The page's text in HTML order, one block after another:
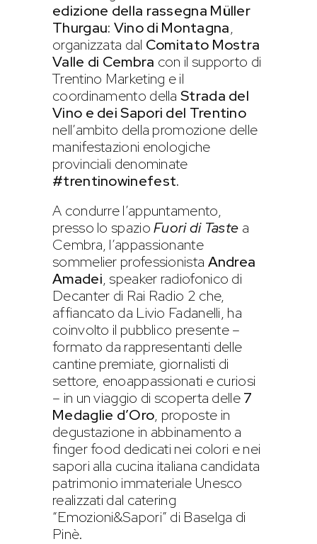
edizione della rassegna Müller
Thurgau: Vino di Montagna,
organizzata dal Comitato Mostra
Valle di Cembra con il supporto di
Trentino Marketing e il
coordinamento dellaStrada del
Vino e dei Sapori del Trentino
nell’ambito della promozione delle
manifestazioni enologiche
provinciali denominate
#trentinowinefest.
A condurre l’appuntamento,
presso lo spazioFuori di Taste a
Cembra, l’appassionante
sommelier professionista Andrea
Amadei, speaker radiofonico di
Decanter di Rai Radio 2 che,
affiancato da Livio Fadanelli, ha
coinvolto il pubblico presente –
formato da rappresentanti delle
cantine premiate, giornalisti di
settore, enoappassionati e curiosi
– in un viaggio di scoperta delle7
Medaglie d’Oro, proposte in
degustazione in abbinamento a
finger food dedicati nei colori e nei
sapori alla cucina italiana candidata
patrimonio immateriale Unesco
realizzati dal catering
“Emozioni&Sapori” di Baselga di
Pinè.